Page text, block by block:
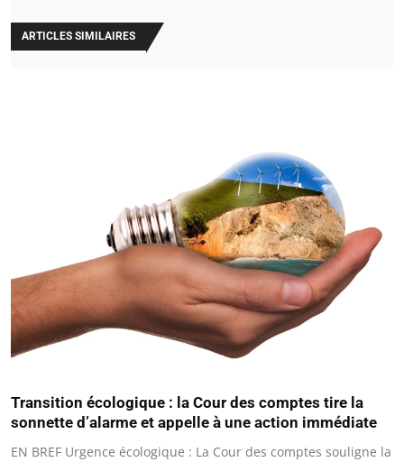
ARTICLES SIMILAIRES
Transition écologique : la Cour des comptes tire la
sonnette d’alarme et appelle à une action immédiate
EN BREF Urgence écologique : La Cour des comptes souligne la